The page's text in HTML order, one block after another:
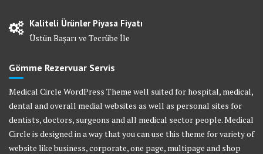
Kaliteli Ürünler Piyasa Fiyatı
Üstün Başarı ve Tecrübe İle
Gömme Rezervuar Servis
Medical Circle WordPress Theme well suited for hospital, medical,
dental and overall medial websites as well as personal sites for
dentists, doctors, surgeons and all medical sector people. Medical
Circle is designed in a way that you can use this theme for variety of
website like business, corporate, one page, multipage and shop